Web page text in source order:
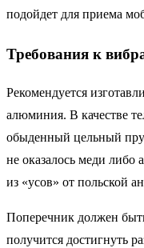
подойдет для приема
Требования к
Рекомендуется
алюминия. В качестве
обыденный цельный
не оказалось меди либо
из «усов» от польской
Поперечник должен
получится достигнуть